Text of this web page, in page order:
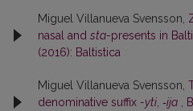
Miguel Villanueva Svensson,
nasal and sta-presents in
(2016): Baltistica
Miguel Villanueva Svensson,
denominative suffix -yti ‑ija